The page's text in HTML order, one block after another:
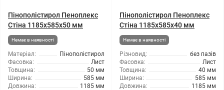
Пінополістирол Пеноплекс
Стіна 1185x585x50 мм
Немає в наявності
Матеріал:
Пінополістирол
Фасовка:
Лист
Товщина:
50 мм
Ширина:
585 мм
Довжина:
1185 мм
Пінополістирол Пеноплекс
Стіна 1185x585x40 мм
Немає в наявності
Різновид:
без пазів
Фасовка:
Лист
Товщина:
40 мм
Ширина:
585 мм
Довжина:
1185 мм